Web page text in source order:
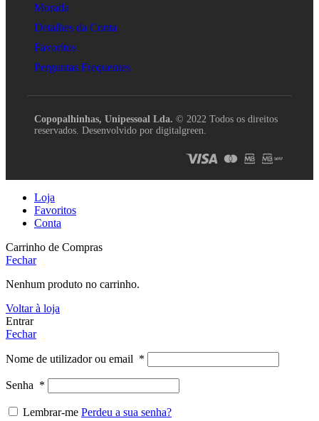
Morada
Detalhes da Conta
Favoritos
Perguntas Frequentes
Copopalhinhas, Unipessoal Lda. © 2022 Todos os direitos
reservados. Desenvolvido por digitalgreen.
Loja
Favoritos
Conta
Carrinho de Compras
Fechar
Nenhum produto no carrinho.
Voltar à loja
Entrar
Fechar
Nome de utilizador ou email *
Senha *
Lembrar-me Perdeu a sua senha?